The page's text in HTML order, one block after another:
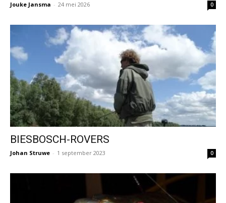
Jouke Jansma - 24 mei 2026 0
BIESBOSCH-ROVERS
Johan Struwe - 1 september 2023 0